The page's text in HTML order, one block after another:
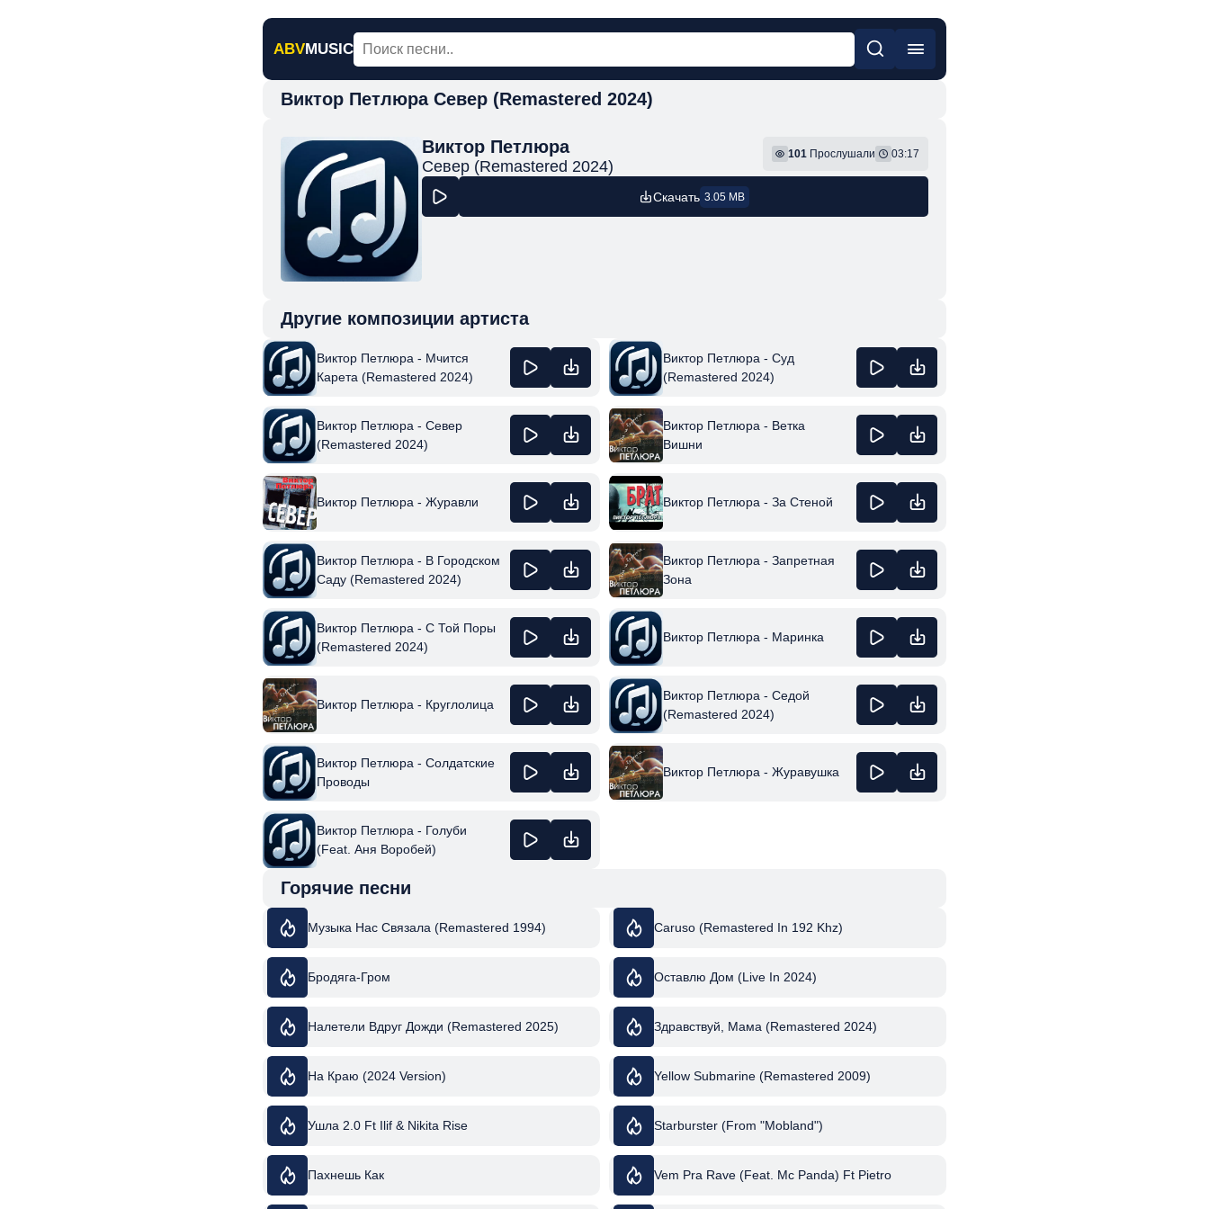
ABVMUSIC
Виктор Петлюра Север (Remastered 2024)
Виктор Петлюра
Север (Remastered 2024)
101 Прослушали 03:17
Скачать 3.05 MB
Другие композиции артиста
Виктор Петлюра - Мчится
Карета (Remastered 2024)
Виктор Петлюра - Суд
(Remastered 2024)
Виктор Петлюра - Север
(Remastered 2024)
Виктор Петлюра - Ветка
Вишни
Виктор Петлюра - Журавли Виктор Петлюра - За Стеной
Виктор Петлюра - В Городском
Саду (Remastered 2024)
Виктор Петлюра - Запретная
Зона
Виктор Петлюра - С Той Поры
(Remastered 2024)
Виктор Петлюра - Маринка
Виктор Петлюра - Круглолица
Виктор Петлюра - Седой
(Remastered 2024)
Виктор Петлюра - Солдатские
Проводы
Виктор Петлюра - Журавушка
Виктор Петлюра - Голуби
(Feat. Аня Воробей)
Горячие песни
Музыка Нас Связала (Remastered 1994) Caruso (Remastered In 192 Khz)
Бродяга-Гром Оставлю Дом (Live In 2024)
Налетели Вдруг Дожди (Remastered 2025) Здравствуй, Мама (Remastered 2024)
На Краю (2024 Version) Yellow Submarine (Remastered 2009)
Ушла 2.0 Ft Ilif & Nikita Rise Starburster (From "Mobland")
Пахнешь Как Vem Pra Rave (Feat. Mc Panda) Ft Pietro